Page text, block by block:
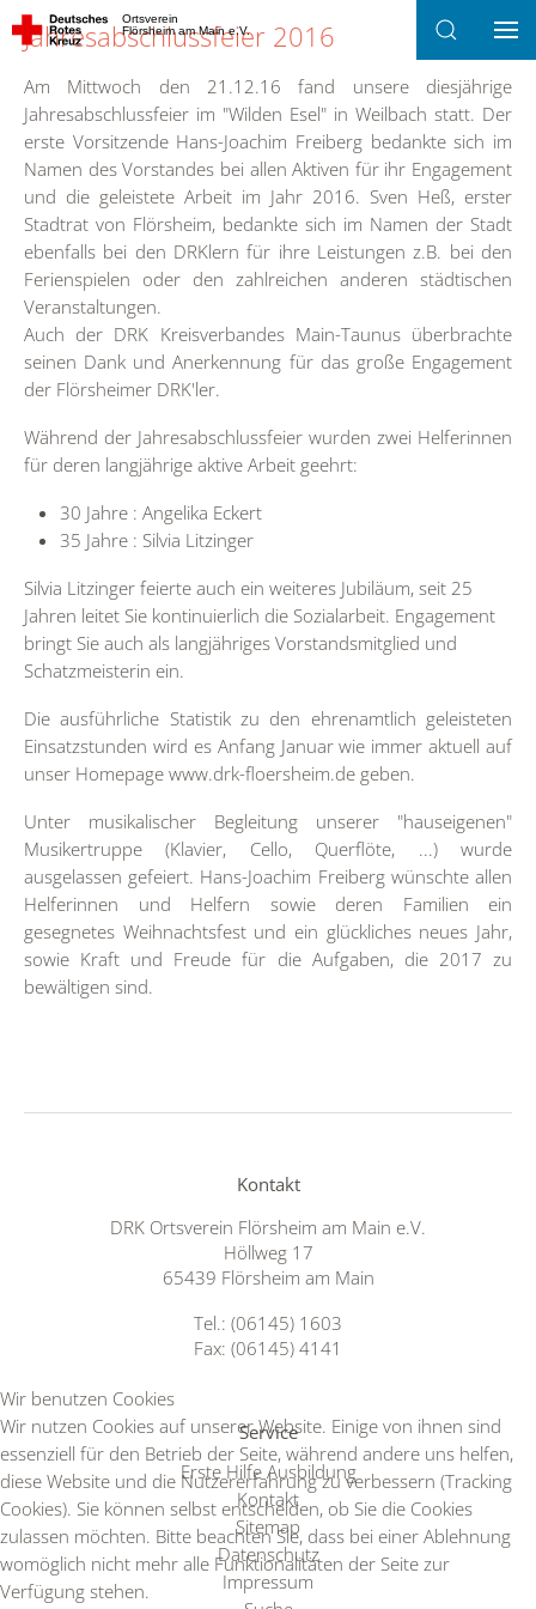
Ortsverein
Flörsheim am Main e.V.
Jahresabschlussfeier 2016
Am Mittwoch den 21.12.16 fand unsere diesjährige
Jahresabschlussfeier im "Wilden Esel" in Weilbach statt. Der
erste Vorsitzende Hans-Joachim Freiberg bedankte sich im
Namen des Vorstandes bei allen Aktiven für ihr Engagement
und die geleistete Arbeit im Jahr 2016. Sven Heß, erster
Stadtrat von Flörsheim, bedankte sich im Namen der Stadt
ebenfalls bei den DRKlern für ihre Leistungen z.B. bei den
Ferienspielen oder den zahlreichen anderen städtischen
Veranstaltungen.
Auch der DRK Kreisverbandes Main-Taunus überbrachte
seinen Dank und Anerkennung für das große Engagement
der Flörsheimer DRK'ler.
Während der Jahresabschlussfeier wurden zwei Helferinnen
für deren langjährige aktive Arbeit geehrt:
30 Jahre : Angelika Eckert
35 Jahre : Silvia Litzinger
Silvia Litzinger feierte auch ein weiteres Jubiläum, seit 25
Jahren leitet Sie kontinuierlich die Sozialarbeit. Engagement
bringt Sie auch als langjähriges Vorstandsmitglied und
Schatzmeisterin ein.
Die ausführliche Statistik zu den ehrenamtlich geleisteten
Einsatzstunden wird es Anfang Januar wie immer aktuell auf
unser Homepage www.drk-floersheim.de geben.
Unter musikalischer Begleitung unserer "hauseigenen"
Musikertruppe (Klavier, Cello, Querflöte, ...) wurde
ausgelassen gefeiert. Hans-Joachim Freiberg wünschte allen
Helferinnen und Helfern sowie deren Familien ein
gesegnetes Weihnachtsfest und ein glückliches neues Jahr,
sowie Kraft und Freude für die Aufgaben, die 2017 zu
bewältigen sind.
Kontakt
DRK Ortsverein Flörsheim am Main e.V.
Höllweg 17
65439 Flörsheim am Main
Tel.: (06145) 1603
Fax: (06145) 4141
Service
Erste Hilfe Ausbildung
Kontakt
Sitemap
Datenschutz
Impressum
Wir benutzen Cookies
Wir nutzen Cookies auf unserer Website. Einige von ihnen sind
essenziell für den Betrieb der Seite, während andere uns helfen,
diese Website und die Nutzererfahrung zu verbessern (Tracking
Cookies). Sie können selbst entscheiden, ob Sie die Cookies
zulassen möchten. Bitte beachten Sie, dass bei einer Ablehnung
womöglich nicht mehr alle Funktionalitäten der Seite zur
Verfügung stehen.